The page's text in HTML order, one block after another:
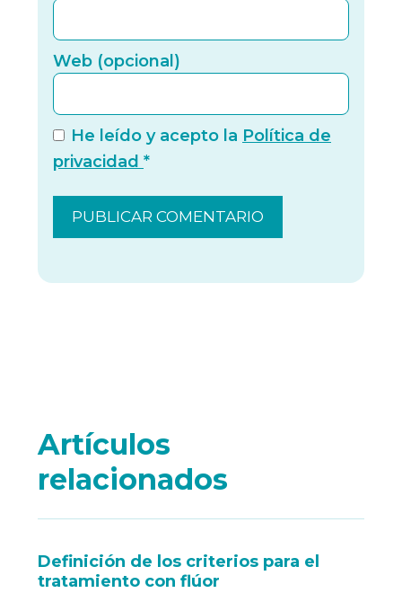
Web (opcional)
He leído y acepto la Política de
privacidad *
Artículos
relacionados
Definición de los criterios para el
tratamiento con flúor